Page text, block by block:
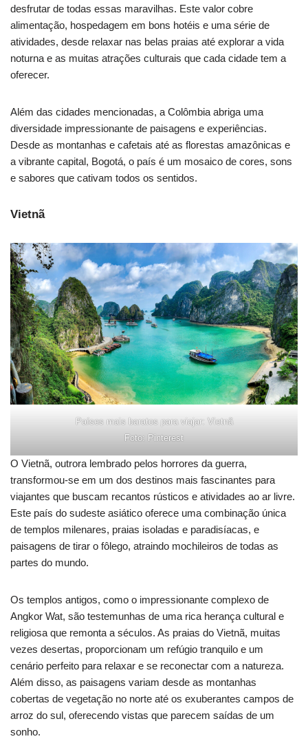
desfrutar de todas essas maravilhas. Este valor cobre
alimentação, hospedagem em bons hotéis e uma série de
atividades, desde relaxar nas belas praias até explorar a vida
noturna e as muitas atrações culturais que cada cidade tem a
oferecer.
Além das cidades mencionadas, a Colômbia abriga uma
diversidade impressionante de paisagens e experiências.
Desde as montanhas e cafetais até as florestas amazônicas e
a vibrante capital, Bogotá, o país é um mosaico de cores, sons
e sabores que cativam todos os sentidos.
Vietnã
Países mais baratos para viajar: Vietnã
Foto: Pinterest
O Vietnã, outrora lembrado pelos horrores da guerra,
transformou-se em um dos destinos mais fascinantes para
viajantes que buscam recantos rústicos e atividades ao ar livre.
Este país do sudeste asiático oferece uma combinação única
de templos milenares, praias isoladas e paradisíacas, e
paisagens de tirar o fôlego, atraindo mochileiros de todas as
partes do mundo.
Os templos antigos, como o impressionante complexo de
Angkor Wat, são testemunhas de uma rica herança cultural e
religiosa que remonta a séculos. As praias do Vietnã, muitas
vezes desertas, proporcionam um refúgio tranquilo e um
cenário perfeito para relaxar e se reconectar com a natureza.
Além disso, as paisagens variam desde as montanhas
cobertas de vegetação no norte até os exuberantes campos de
arroz do sul, oferecendo vistas que parecem saídas de um
sonho.